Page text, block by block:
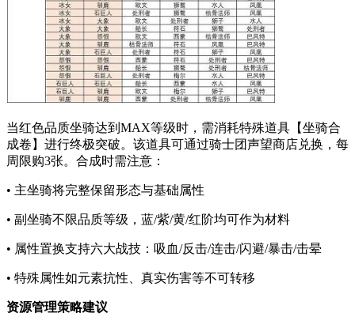
当红色品质坐骑达到MAX等级时，需消耗特殊道具【坐骑合
成卷】进行终极突破。该道具可通过骑士团声望商店兑换，每
周限购3张。合成时需注意：
• 主坐骑将完整保留形态与基础属性
• 副坐骑不限品质等级，蓝/紫/黄/红阶均可作为材料
• 属性置换支持六大战技：吸血/反击/连击/闪避/暴击/击晕
• 特殊属性如元素抗性、真实伤害等不可转移
资源管理策略建议